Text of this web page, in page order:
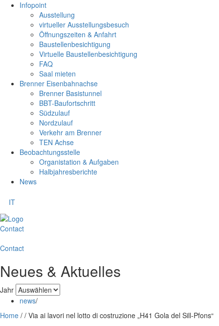
Infopoint
Ausstellung
virtueller Ausstellungsbesuch
Öffnungszeiten & Anfahrt
Baustellenbesichtigung
Virtuelle Baustellenbesichtigung
FAQ
Saal mieten
Brenner Eisenbahnachse
Brenner Basistunnel
BBT-Baufortschritt
Südzulauf
Nordzulauf
Verkehr am Brenner
TEN Achse
Beobachtungsstelle
Organistation & Aufgaben
Halbjahresberichte
News
IT
Contact
Contact
Neues & Aktuelles
Jahr
news/
Home / / Via ai lavori nel lotto di costruzione „H41 Gola del Sill-Pfons“